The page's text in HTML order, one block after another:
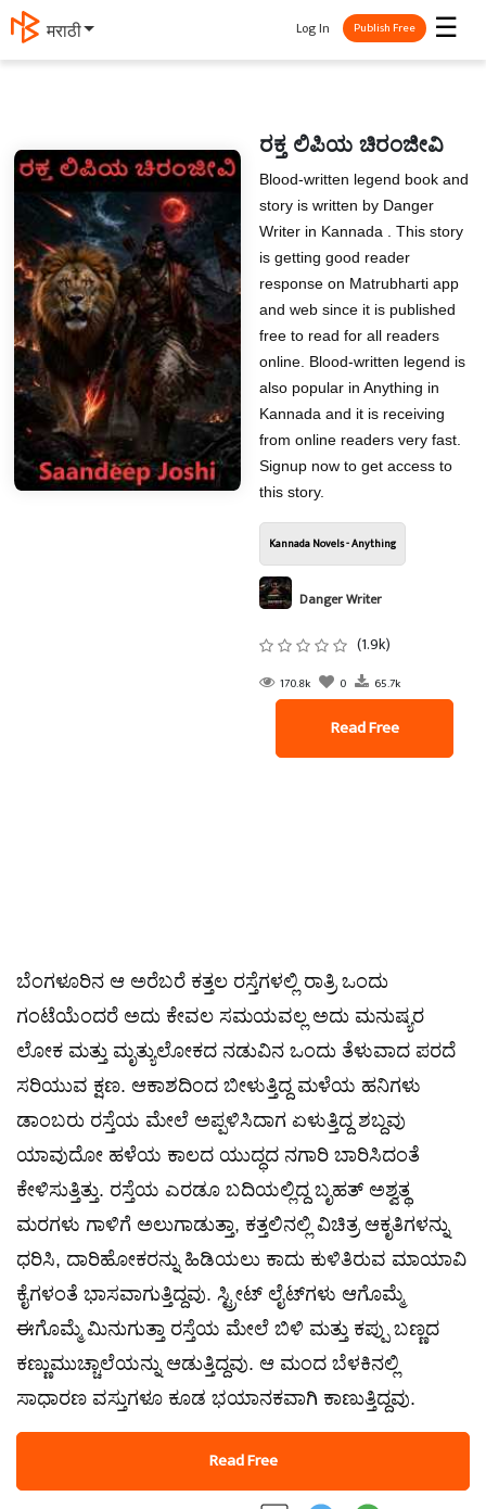
मराठी ☰
Log In Publish Free
ರಕ್ತ ಲಿಪಿಯ ಚಿರಂಜೀವಿ
Blood-written legend book and
story is written by Danger
Writer in Kannada . This story
is getting good reader
response on Matrubharti app
and web since it is published
free to read for all readers
online. Blood-written legend is
also popular in Anything in
Kannada and it is receiving
from online readers very fast.
Signup now to get access to
this story.
Kannada Novels - Anything
Danger Writer
(1.9k)
170.8k 0 65.7k
Read Free
ಬೆಂಗಳೂರಿನ ಆ ಅರೆಬರೆ ಕತ್ತಲ ರಸ್ತೆಗಳಲ್ಲಿ ರಾತ್ರಿ ಒಂದು
ಗಂಟೆಯೆಂದರೆ ಅದು ಕೇವಲ ಸಮಯವಲ್ಲ ಅದು ಮನುಷ್ಯರ
ಲೋಕ ಮತ್ತು ಮೃತ್ಯುಲೋಕದ ನಡುವಿನ ಒಂದು ತೆಳುವಾದ ಪರದೆ
ಸರಿಯುವ ಕ್ಷಣ. ಆಕಾಶದಿಂದ ಬೀಳುತ್ತಿದ್ದ ಮಳೆಯ ಹನಿಗಳು
ಡಾಂಬರು ರಸ್ತೆಯ ಮೇಲೆ ಅಪ್ಪಳಿಸಿದಾಗ ಏಳುತ್ತಿದ್ದ ಶಬ್ದವು
ಯಾವುದೋ ಹಳೆಯ ಕಾಲದ ಯುದ್ಧದ ನಗಾರಿ ಬಾರಿಸಿದಂತೆ
ಕೇಳಿಸುತ್ತಿತ್ತು. ರಸ್ತೆಯ ಎರಡೂ ಬದಿಯಲ್ಲಿದ್ದ ಬೃಹತ್ ಅಶ್ವತ್ಥ
ಮರಗಳು ಗಾಳಿಗೆ ಅಲುಗಾಡುತ್ತಾ, ಕತ್ತಲಿನಲ್ಲಿ ವಿಚಿತ್ರ ಆಕೃತಿಗಳನ್ನು
ಧರಿಸಿ, ದಾರಿಹೋಕರನ್ನು ಹಿಡಿಯಲು ಕಾದು ಕುಳಿತಿರುವ ಮಾಯಾವಿ
ಕೈಗಳಂತೆ ಭಾಸವಾಗುತ್ತಿದ್ದವು. ಸ್ಟ್ರೀಟ್ ಲೈಟ್‌ಗಳು ಆಗೊಮ್ಮೆ
ಈಗೊಮ್ಮೆ ಮಿನುಗುತ್ತಾ ರಸ್ತೆಯ ಮೇಲೆ ಬಿಳಿ ಮತ್ತು ಕಪ್ಪು ಬಣ್ಣದ
ಕಣ್ಣುಮುಚ್ಚಾಲೆಯನ್ನು ಆಡುತ್ತಿದ್ದವು. ಆ ಮಂದ ಬೆಳಕಿನಲ್ಲಿ
ಸಾಧಾರಣ ವಸ್ತುಗಳೂ ಕೂಡ ಭಯಾನಕವಾಗಿ ಕಾಣುತ್ತಿದ್ದವು.
Read Free